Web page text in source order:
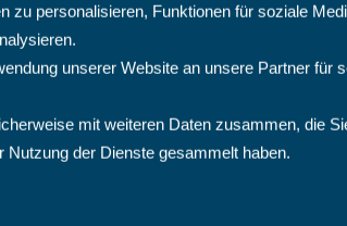
zu personalisieren, Funktionen für soziale
unserer Website an unsere Partner für
mit weiteren Daten zusammen, die
Nutzung der Dienste gesammelt haben.
PMO-Software
Cloud Projektmanagement-
Projektplanungssoftware